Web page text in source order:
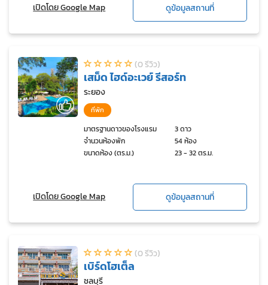
เปิดโดย Google Map ดูข้อมูลสถานที่
(0 รีวิว)
เสม็ด ไฮด์อะเวย์ รีสอร์ท
ระยอง
ที่พัก
มาตรฐานดาวของโรงแรม
3 ดาว
จำนวนห้องพัก
54 ห้อง
ขนาดห้อง (ตร.ม.)
23 - 32 ตร.ม.
เปิดโดย Google Map ดูข้อมูลสถานที่
(0 รีวิว)
เบิร์ดโฮเต็ล
ชลบุรี